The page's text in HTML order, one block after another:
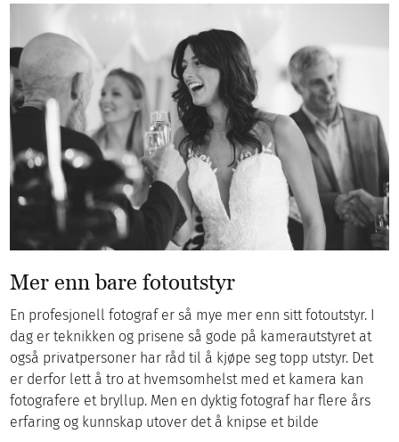
Mer enn bare fotoutstyr
En profesjonell fotograf er så mye mer enn sitt fotoutstyr. I
dag er teknikken og prisene så gode på kamerautstyret at
også privatpersoner har råd til å kjøpe seg topp utstyr. Det
er derfor lett å tro at hvemsomhelst med et kamera kan
fotografere et bryllup. Men en dyktig fotograf har flere års
erfaring og kunnskap utover det å knipse et bilde